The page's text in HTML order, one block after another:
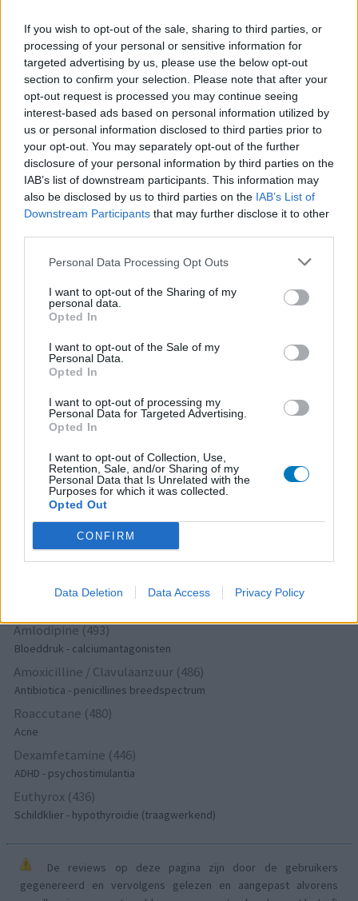
If you wish to opt-out of the sale, sharing to third parties, or
processing of your personal or sensitive information for
targeted advertising by us, please use the below opt-out
section to confirm your selection. Please note that after your
opt-out request is processed you may continue seeing
interest-based ads based on personal information utilized by
us or personal information disclosed to third parties prior to
your opt-out. You may separately opt-out of the further
disclosure of your personal information by third parties on the
IAB’s list of downstream participants. This information may
also be disclosed by us to third parties on the IAB’s List of
Downstream Participants that may further disclose it to other
Personal Data Processing Opt Outs
I want to opt-out of the Sharing of my
personal data.
Opted In
I want to opt-out of the Sale of my
Personal Data.
Opted In
I want to opt-out of processing my
Personal Data for Targeted Advertising.
Opted In
I want to opt-out of Collection, Use,
Retention, Sale, and/or Sharing of my
Personal Data that Is Unrelated with the
Purposes for which it was collected.
Opted Out
CONFIRM
Data Deletion Data Access Privacy Policy
Bloeddruk - betablokkers
Lyrica (795)
Epilepsie
Furabid (735)
Antibiotica - urineweginfectie
Mirtazapine (731)
Depressie - antidepressiva overig
Amitriptyline (699)
Depressie - antidepressiva TCA
Efexor (665)
Ethinylestradiol / Levonorgestrel (656)
Seroquel (647)
Psychose / schizofrenie - antipsychotica
Escitalopram (647)
Depressie - antidepressiva SSRI
Amoxicilline (646)
Antibiotica - penicillines breedspectrum
Wellbutrin XR (646)
Metformine (620)
Diabetes (suikerziekte) - orale middelen
Implanon (hormoonimplantaat) (584)
Anticonceptie - overig
Lexapro (509)
Depressie - antidepressiva SSRI
Concerta (503)
Amlodipine (493)
Bloeddruk - calciumantagonisten
Amoxicilline / Clavulaanzuur (486)
Antibiotica - penicillines breedspectrum
Roaccutane (480)
Acne
Dexamfetamine (446)
ADHD - psychostimulantia
Euthyrox (436)
Schildklier - hypothyroidie (traagwerkend)
De reviews op deze pagina zijn door de gebruikers
gegenereerd en vervolgens gelezen en aangepast alvorens